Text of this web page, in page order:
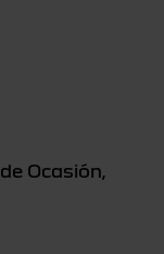
Ocasión,